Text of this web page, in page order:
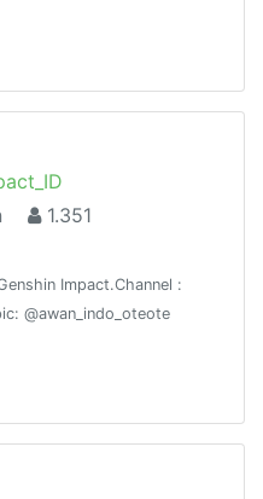
1.351
Impact.Channel :
@awan_indo_oteote